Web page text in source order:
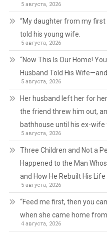
5 августа, 2026
“My daughter from my first
told his young wife.
5 августа, 2026
“Now This Is Our Home!
Husband Told His
5 августа, 2026
Her husband left her for
the friend threw him out,
bathhouse until his ex-wife
5 августа, 2026
Three Children and Not a
Happened to the Man
and How He Rebuilt His Life
5 августа, 2026
“Feed me first, then you
when she came home
4 августа, 2026